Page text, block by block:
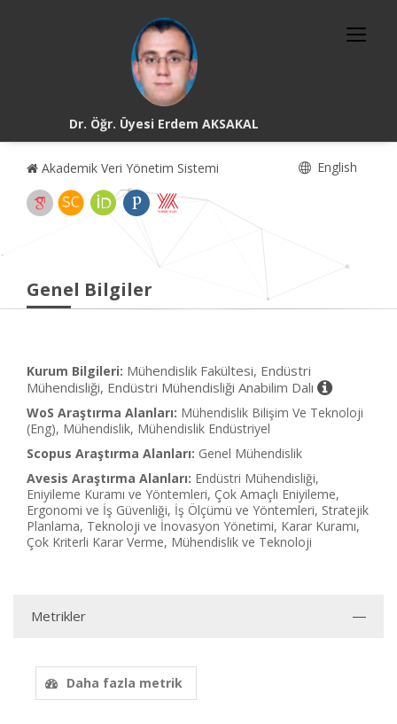
Dr. Öğr. Üyesi Erdem AKSAKAL
Akademik Veri Yönetim Sistemi English
Genel Bilgiler
Kurum Bilgileri: Mühendislik Fakültesi, Endüstri
Mühendisliği, Endüstri Mühendisliği Anabilim Dalı
WoS Araştırma Alanları: Mühendislik Bilişim Ve Teknoloji
(Eng), Mühendislik, Mühendislik Endüstriyel
Scopus Araştırma Alanları: Genel Mühendislik
Avesis Araştırma Alanları: Endüstri Mühendisliği,
Eniyileme Kuramı ve Yöntemleri, Çok Amaçlı Eniyileme,
Ergonomi ve İş Güvenliği, İş Ölçümü ve Yöntemleri, Stratejik
Planlama, Teknoloji ve İnovasyon Yönetimi, Karar Kuramı,
Çok Kriterli Karar Verme, Mühendislik ve Teknoloji
Metrikler
Daha fazla metrik